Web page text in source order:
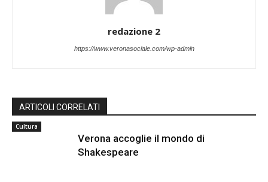
redazione 2
https://www.veronasociale.com/wp-admin
ARTICOLI CORRELATI
Cultura
Verona accoglie il mondo di
Shakespeare